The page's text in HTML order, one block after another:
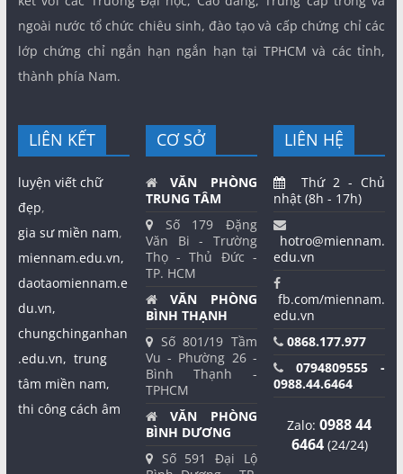
ngoài nước tổ chức chiêu sinh, đào tạo và cấp chứng chỉ các
lớp chứng chỉ ngắn hạn ngắn hạn tại TPHCM và các tỉnh,
thành phía Nam.
LIÊN KẾT
luyện viết chữ
đẹp,
gia sư miền nam,
miennam.edu.vn,
daotaomiennam.e
du.vn,
chungchinganhan
.edu.vn, trung
tâm miền nam,
thi công cách âm
CƠ SỞ
VĂN PHÒNG
TRUNG TÂM
Số 179 Đặng
Văn Bi - Trường
Thọ - Thủ Đức -
TP. HCM
VĂN PHÒNG
BÌNH THẠNH
Số 801/19 Tầm
Vu - Phường 26 -
Bình Thạnh -
TPHCM
VĂN PHÒNG
BÌNH DƯƠNG
Số 591 Đại Lộ
LIÊN HỆ
Thứ 2 - Chủ
nhật (8h - 17h)
hotro@miennam.
edu.vn
fb.com/miennam.
edu.vn
0868.177.977
0794809555 -
0988.44.6464
Zalo:0988 44
6464(24/24)